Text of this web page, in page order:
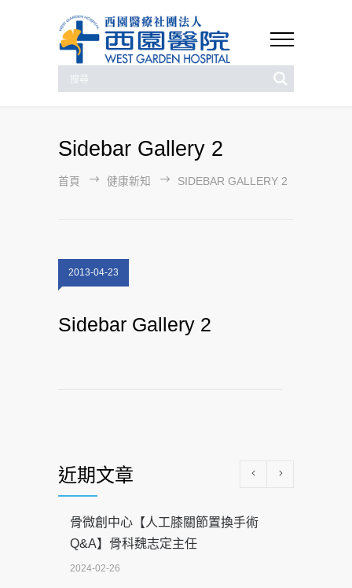
Sidebar Gallery 2
首頁 健康新知 SIDEBAR GALLERY 2
2013-04-23
Sidebar Gallery 2
近期文章
骨微創中心【人工膝關節置換手術
Q&A】骨科魏志定主任
2024-02-26